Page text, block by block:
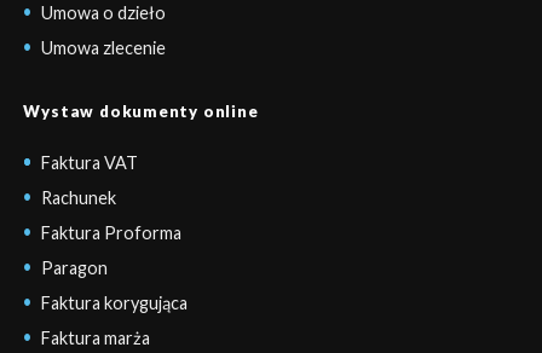
Umowa o dzieło
Umowa zlecenie
Wystaw dokumenty online
Faktura VAT
Rachunek
Faktura Proforma
Paragon
Faktura korygująca
Faktura marża